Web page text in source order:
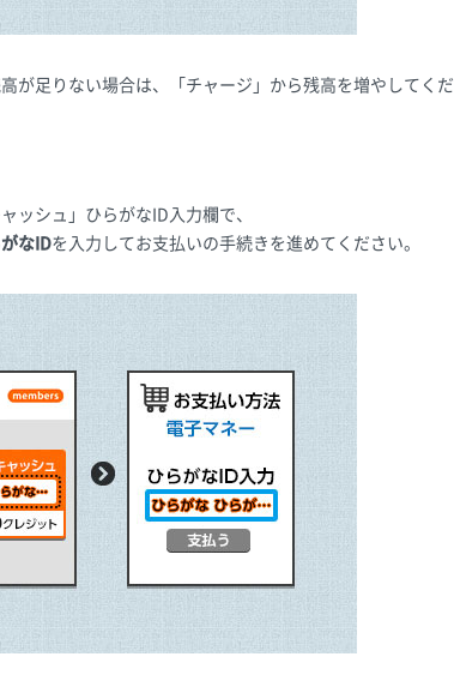
が足りない場合は、「チャージ」から残高を増やしてくだ
ッシュ」ひらがなID入力欄で、
なIDを入力してお支払いの手続きを進めてください。